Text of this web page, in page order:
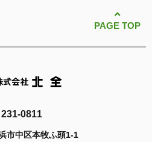
PAGE TOP
231-0811
市中区本牧ふ頭1-1